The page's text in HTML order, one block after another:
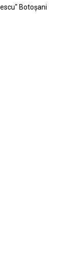
Botoșani